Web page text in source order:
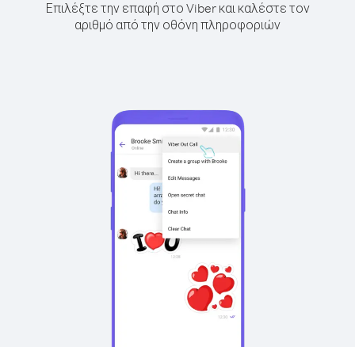
Επιλέξτε την επαφή στο Viber και καλέστε τον
αριθμό από την οθόνη πληροφοριών